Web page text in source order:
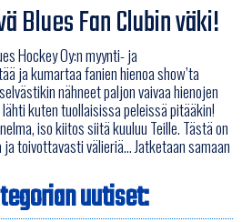
Blues Fan Clubin väki!
Hockey Oy:n myynti- ja
ja kumartaa fanien hienoa show’ta
nähneet paljon vaivaa hienojen
kuten tuollaisissa peleissä pitääkin!
iso kiitos siitä kuuluu Teille. Tästä on
toivottavasti välieriä… Jatketaan samaan
uutiset: